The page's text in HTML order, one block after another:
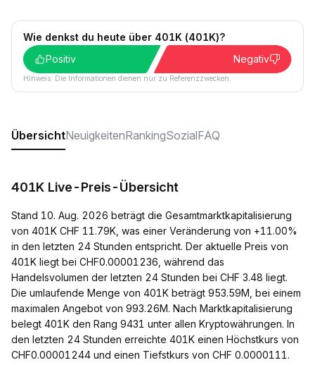
Wie denkst du heute über 401K (401K)?
Positiv
Negativ
Hinweis: Die Informationen dienen nur zu Referenzzwecken.
ÜbersichtNeuigkeitenRankingSozialFAQ
401K Live-Preis-Übersicht
Stand 10. Aug. 2026 beträgt die Gesamtmarktkapitalisierung
von 401K CHF 11.79K, was einer Veränderung von +11.00%
in den letzten 24 Stunden entspricht. Der aktuelle Preis von
401K liegt bei CHF0.00001236, während das
Handelsvolumen der letzten 24 Stunden bei CHF 3.48 liegt.
Die umlaufende Menge von 401K beträgt 953.59M, bei einem
maximalen Angebot von 993.26M. Nach Marktkapitalisierung
belegt 401K den Rang 9431 unter allen Kryptowährungen. In
den letzten 24 Stunden erreichte 401K einen Höchstkurs von
CHF0.00001244 und einen Tiefstkurs von CHF 0.0000111.